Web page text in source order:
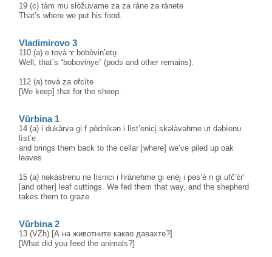
19 (c) tàm mu slòžuvame za za ràne za rànete
That’s where we put his food.
Vladimirovo 3
110 (a) e tovà ɤ bobòvin’etu̥
Well, that’s “bobovinye” (pods and other remains).
112 (a) tovà za ofcìte
[We keep] that for the sheep.
Vŭrbina 1
14 (a) i dukàrvə gi f pòdnikən i lìst’enici̥ skəlàvəhme ut dəbìenu
lìst’e
and brings them back to the cellar [where] we’ve piled up oak
leaves
15 (a) nəkàstrenu nə lìsnici i hrànehme gi enèj i pəs’è n gi ufč’ɛ̀r’
[and other] leaf cuttings. We fed them that way, and the shepherd
takes them to graze
Vŭrbina 2
13 (VZh) [А на животните какво давахте?]
[What did you feed the animals?]